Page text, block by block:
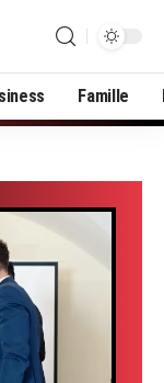
Famille